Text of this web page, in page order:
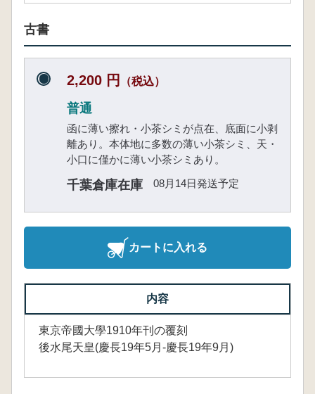
古書
2,200 円 （税込）
普通
函に薄い擦れ・小茶シミが点在、底面に小剥
離あり。本体地に多数の薄い小茶シミ、天・
小口に僅かに薄い小茶シミあり。
千葉倉庫在庫 08月14日発送予定
カートに入れる
内容
東京帝國大學1910年刊の覆刻
後水尾天皇(慶長19年5月-慶長19年9月)